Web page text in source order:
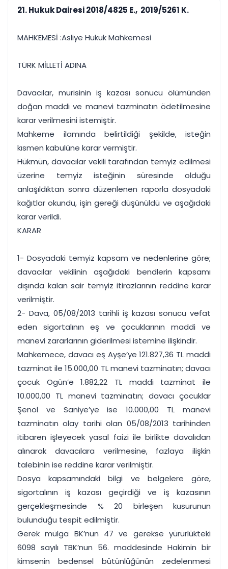
Duruşma ve görev
takvimi
Bildirim
Süreleri asla kaçırmayın
takibi
Tek panelde uçtan uca yönetim
Tüm özellikleri inceleyin Ücretsiz Başlayın
21. Hukuk Dairesi 2018/4825 E., 2019/5261 K.
MAHKEMESİ :Asliye Hukuk Mahkemesi
TÜRK MİLLETİ ADINA
Davacılar, murisinin iş kazası sonucu ölümünden
doğan maddi ve manevi tazminatın ödetilmesine
karar verilmesini istemiştir.
Mahkeme ilamında belirtildiği şekilde, isteğin
kısmen kabulüne karar vermiştir.
Hükmün, davacılar vekili tarafından temyiz edilmesi
üzerine temyiz isteğinin süresinde olduğu
anlaşıldıktan sonra düzenlenen raporla dosyadaki
kağıtlar okundu, işin gereği düşünüldü ve aşağıdaki
karar verildi.
KARAR
1- Dosyadaki temyiz kapsam ve nedenlerine göre;
davacılar vekilinin aşağıdaki bendlerin kapsamı
dışında kalan sair temyiz itirazlarının reddine karar
verilmiştir.
2- Dava, 05/08/2013 tarihli iş kazası sonucu vefat
eden sigortalının eş ve çocuklarının maddi ve
manevi zararlarının giderilmesi istemine ilişkindir.
Mahkemece, davacı eş Ayşe’ye 121.827,36 TL maddi
tazminat ile 15.000,00 TL manevi tazminatın; davacı
çocuk Ogün’e 1.882,22 TL maddi tazminat ile
10.000,00 TL manevi tazminatın; davacı çocuklar
Şenol ve Saniye’ye ise 10.000,00 TL manevi
tazminatın olay tarihi olan 05/08/2013 tarihinden
itibaren işleyecek yasal faizi ile birlikte davalıdan
alınarak davacılara verilmesine, fazlaya ilişkin
talebinin ise reddine karar verilmiştir.
Dosya kapsamındaki bilgi ve belgelere göre,
sigortalının iş kazası geçirdiği ve iş kazasının
gerçekleşmesinde % 20 birleşen kusurunun
bulunduğu tespit edilmiştir.
Gerek mülga BK’nun 47 ve gerekse yürürlükteki
6098 sayılı TBK’nun 56. maddesinde Hakimin bir
kimsenin bedensel bütünlüğünün zedelenmesi